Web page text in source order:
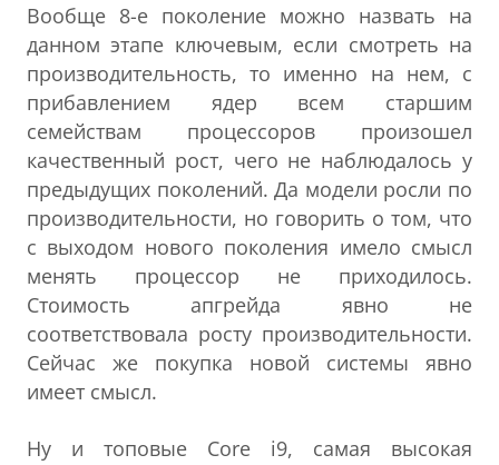
Вообще 8-е поколение можно назвать на
данном этапе ключевым, если смотреть на
производительность, то именно на нем, с
прибавлением ядер всем старшим
семействам процессоров произошел
качественный рост, чего не наблюдалось у
предыдущих поколений. Да модели росли по
производительности, но говорить о том, что
с выходом нового поколения имело смысл
менять процессор не приходилось.
Стоимость апгрейда явно не
соответствовала росту производительности.
Сейчас же покупка новой системы явно
имеет смысл.
Ну и топовые Core i9, самая высокая